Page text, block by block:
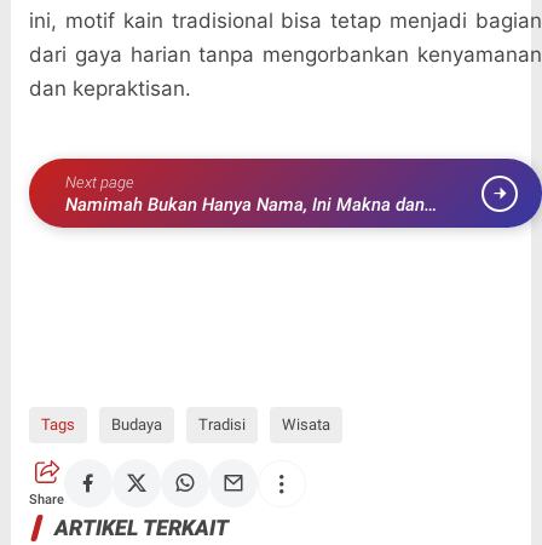
ini, motif kain tradisional bisa tetap menjadi bagian
dari gaya harian tanpa mengorbankan kenyamanan
dan kepraktisan.
Next page
Namimah Bukan Hanya Nama, Ini Makna dan
Artinya yang Perlu Diketahui
Tags Budaya Tradisi Wisata
Share
ARTIKEL TERKAIT